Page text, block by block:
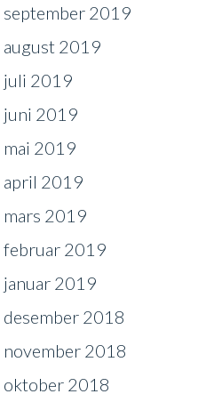
september 2019
august 2019
juli 2019
juni 2019
mai 2019
april 2019
mars 2019
februar 2019
januar 2019
desember 2018
november 2018
oktober 2018